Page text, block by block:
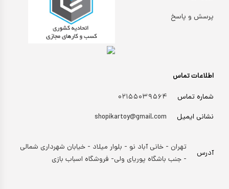
اطلاعات تماس
شماره تماس
۰۲۱۵۵۰۳۹۵۶۴
نشانی ایمیل
shopikartoy@gmail.com
آدرس
تهران - خانی آباد نو - بلوار میلاد - خیابان شهرداری شمالی
- جنب باشگاه پوریای ولی- فروشگاه اسباب بازی
پرسش و پاسخ